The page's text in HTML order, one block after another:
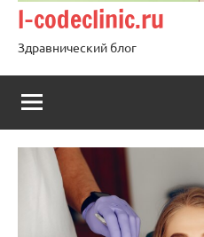
l-codeclinic.ru
Здравнический блог